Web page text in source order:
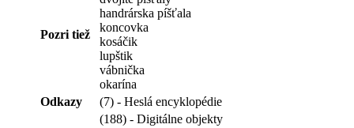
Pozri tiež
handrárska píšťala
koncovka
kosáčik
lupštik
vábnička
okarína
Odkazy
(7) - Heslá encyklopédie
(188) - Digitálne objekty